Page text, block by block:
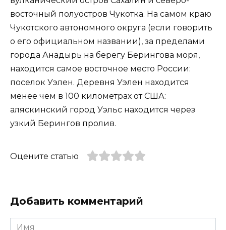
восточный полуостров Чукотка. На самом краю
Чукотского автономного округа (если говорить
о его официальном названии), за пределами
города Анадырь на берегу Берингова моря,
находится самое восточное место России:
поселок Уэлен. Деревня Уэлен находится
менее чем в 100 километрах от США:
аляскинский город Уэльс находится через
узкий Берингов пролив.
Оцените статью
Добавить комментарий
Имя